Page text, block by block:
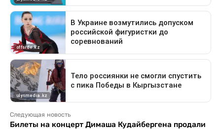
Следующая новость
Билеты на концерт Димаша Кудайбергена продали